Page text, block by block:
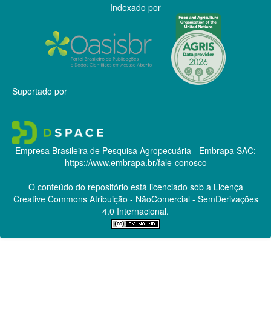
Indexado por
Suportado por
Empresa Brasileira de Pesquisa Agropecuária - Embrapa SAC:
https://www.embrapa.br/fale-conosco
O conteúdo do repositório está licenciado sob a Licença
Creative CommonsAtribuição - NãoComercial - SemDerivações
4.0 Internacional.